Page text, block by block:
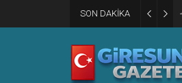
SON DAKİKA